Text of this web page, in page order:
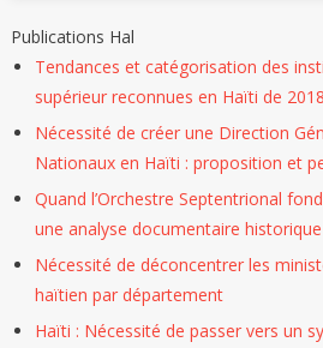
Publications Hal
Tendances et catégorisation des
supérieur reconnues en Haïti de
Nécessité de créer une Direction
Nationaux en Haïti : proposition et
Quand l’Orchestre Septentrional
une analyse documentaire
Nécessité de déconcentrer les
haïtien par département
Haïti : Nécessité de passer vers un